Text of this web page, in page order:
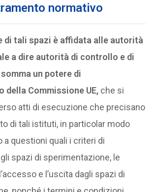
normativo
di tali spazi è affidata alle autorità
a dire autorità di controllo e di
un potere di
della Commissione UE, che si
atti di esecuzione che precisano
di tali istituti, in particolar modo
questioni quali i criteri di
spazi di sperimentazione, le
e l’uscita dagli spazi di